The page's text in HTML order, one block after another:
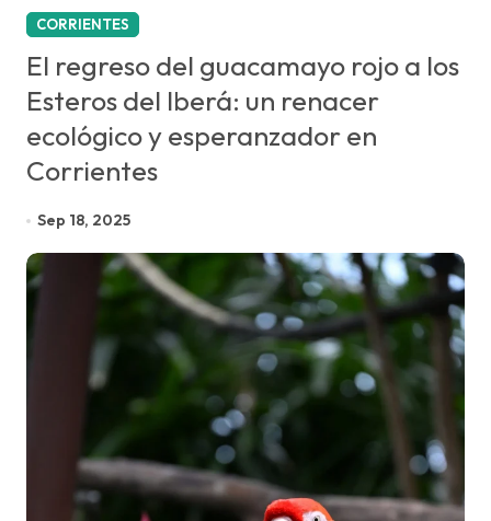
CORRIENTES
El regreso del guacamayo rojo a los
Esteros del Iberá: un renacer
ecológico y esperanzador en
Corrientes
Sep 18, 2025